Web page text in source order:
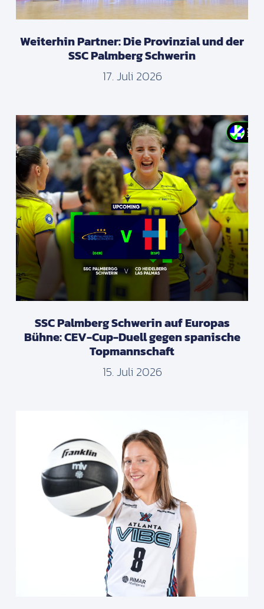
Weiterhin Partner: Die Provinzial und der
SSC Palmberg Schwerin
17. Juli 2026
SSC Palmberg Schwerin auf Europas
Bühne: CEV-Cup-Duell gegen spanische
Topmannschaft
15. Juli 2026